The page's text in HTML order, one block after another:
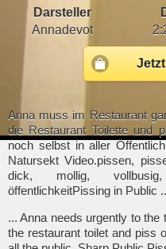
Darsteller
Annadevot
Anna muss im Restaurant
die Restaurant Toilette und
noch selbst in aller
Natursekt Video.pissen,
dick, mollig,
öffentlichkeitPissing in Public
... Anna needs urgently to the
the restaurant toilet and piss